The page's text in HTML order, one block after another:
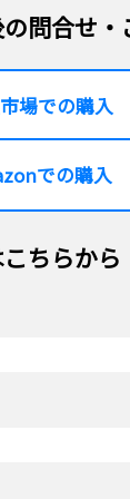
問合せ・
場での購入
での購入
ちらから